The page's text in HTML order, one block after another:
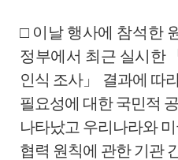
□ 이날 행사에 참석한
정부에서 최근 실시 한 「
인식 조사」 결과에 따
필요성에 대한 국민적
나타났고 우리나라와 미
협력 원칙에 관한 기관